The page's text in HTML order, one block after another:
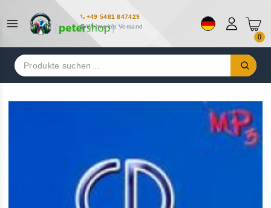
+49 5481 847429
Weltweiter Versand
0
Suchen
nach: